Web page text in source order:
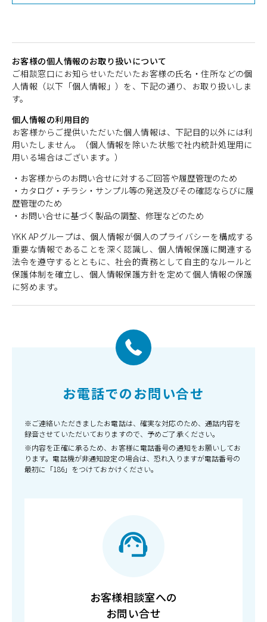
お客様の個人情報のお取り扱いについて
ご相談窓口にお知らせいただいたお客様の氏名・住所などの個
人情報（以下「個人情報」）を、下記の通り、お取り扱いしま
す。
個人情報の利用目的
お客様からご提供いただいた個人情報は、下記目的以外には利
用いたしません。（個人情報を除いた状態で社内統計処理用に
用いる場合はございます。）
・お客様からのお問い合せに対するご回答や履歴管理のため
・カタログ・チラシ・サンプル等の発送及びその確認ならびに履
歴管理のため
・お問い合せに基づく製品の調整、修理などのため
YKK APグループは、個人情報が個人のプライバシーを構成する
重要な情報であることを深く認識し、個人情報保護に関連する
法令を遵守するとともに、社会的責務として自主的なルールと
保護体制を確立し、個人情報保護方針を定めて個人情報の保護
に努めます。
お電話でのお問い合せ
※ご連絡いただきましたお電話は、確実な対応のため、通話内容を
録音させていただいておりますので、予めご了承ください。
※内容を正確に承るため、お客様に電話番号の通知をお願いしてお
ります。電話機が非通知設定の場合は、恐れ入りますが電話番号の
最初に「186」をつけておかけください。
お客様相談室への
お問い合せ